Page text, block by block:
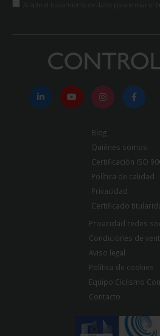
Acepto el tratamiento de datos para enviar el
Blog
Quiénes somos
Certificación ISO
Política de calidad
Privacidad
Certificado
Privacidad redes
Condiciones de
Aviso legal
Política de cookies
Equipo Ciclismo
Contacto